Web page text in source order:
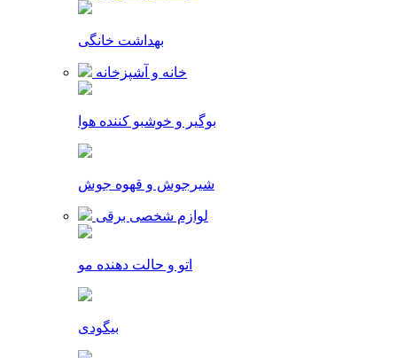
بهداشت خانگی
خانه و آشپزخانه
بوگیر و خوشبو کننده هوا
شیرجوش و قهوه جوش
لوازم شخصی برقی
اتو و حالت دهنده مو
بیگودی